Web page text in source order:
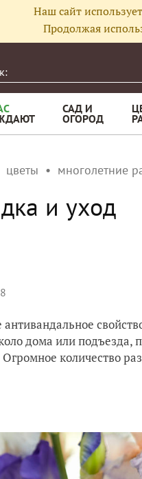
Наш сайт
Продолжая
САД И
ОГОРОД
цветы многолетние
и уход
антивандальное
дома или
количество